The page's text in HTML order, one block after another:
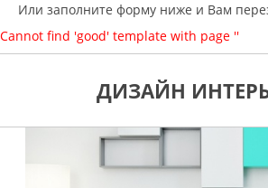
Или заполните форму ниже и Вам
Cannot find 'good' template with page ''
ДИЗАЙН